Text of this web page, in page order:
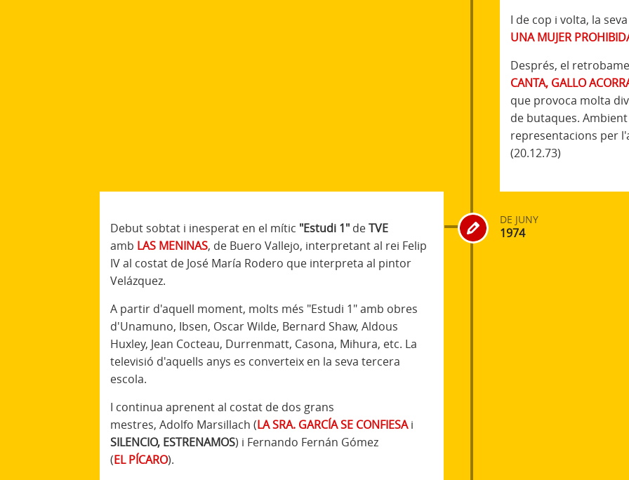
I de cop i volta, la
UNA MUJER
Després, el
CANTA, GALLO
que provoca molta
de butaques.
representacions per
(20.12.73)
DE JUNY
1974
Debut sobtat i inesperat en el mític "Estudi 1" deTVE
amb LAS MENINAS, de Buero Vallejo, interpretant al rei Felip
IV al costat de José María Rodero que interpreta al pintor
Velázquez.
A partir d'aquell moment, molts més "Estudi 1" amb obres
d'Unamuno, Ibsen, Oscar Wilde, Bernard Shaw, Aldous
Huxley, Jean Cocteau, Durrenmatt, Casona, Mihura, etc. La
televisió d'aquells anys es converteix en la seva tercera
escola.
I continua aprenent al costat de dos grans
mestres, Adolfo Marsillach (LA SRA. GARCÍA SE CONFIESAi
SILENCIO, ESTRENAMOS) i Fernando Fernán Gómez
(EL PÍCARO).